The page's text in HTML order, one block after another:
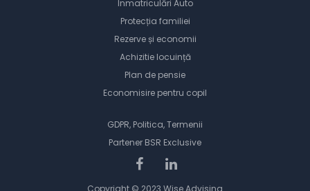
Înmatriculări Auto
Protecția familiei
Rezerve și economii
Achizitie locuință
Plan de pensie
Economisire pentru copil
GDPR, Politica, Termenii
Partener BSR Exclusive
Copyright © 2023 Wise Advising